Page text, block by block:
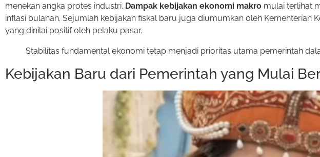
menekan angka protes industri. Dampak kebijakan ekonomi makro mulai terlihat
inflasi bulanan. Sejumlah kebijakan fiskal baru juga diumumkan oleh Kementerian
yang dinilai positif oleh pelaku pasar.
Stabilitas fundamental ekonomi tetap menjadi prioritas utama pemerintah
Kebijakan Baru dari Pemerintah yang Mulai